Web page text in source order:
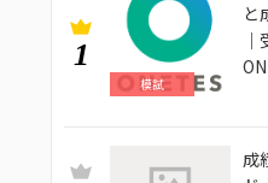
1
模試
と
成